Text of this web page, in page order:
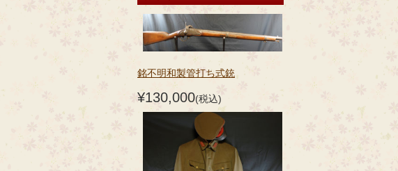
銘不明和製管打ち式銃
¥130,000(税込)